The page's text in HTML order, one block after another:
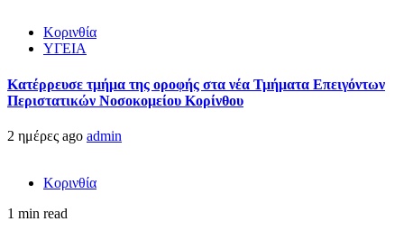
Κορινθία
ΥΓΕΙΑ
Kατέρρευσε τμήμα της οροφής στα νέα Τμήματα Επειγόντων
Περιστατικών Νοσοκομείου Κορίνθου
2 ημέρες ago admin
Κορινθία
1 min read